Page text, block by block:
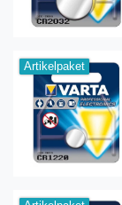
Artikelpaket